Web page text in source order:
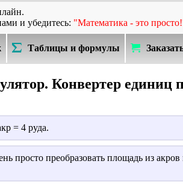
и убедитесь: "Математика - это
Таблицы и формулы
Конвертер единиц
= 4 руда.
просто преобразовать площадь из